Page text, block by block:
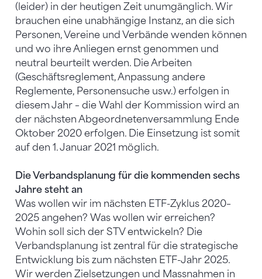
(leider) in der heutigen Zeit unumgänglich. Wir
brauchen eine unabhängige Instanz, an die sich
Personen, Vereine und Verbände wenden können
und wo ihre Anliegen ernst genommen und
neutral beurteilt werden. Die Arbeiten
(Geschäftsreglement, Anpassung andere
Reglemente, Personensuche usw.) erfolgen in
diesem Jahr – die Wahl der Kommission wird an
der nächsten Abgeordnetenversammlung Ende
Oktober 2020 erfolgen. Die Einsetzung ist somit
auf den 1. Januar 2021 möglich.
Die Verbandsplanung für die kommenden sechs
Jahre steht an
Was wollen wir im nächsten ETF-Zyklus 2020–
2025 angehen? Was wollen wir erreichen?
Wohin soll sich der STV entwickeln? Die
Verbandsplanung ist zentral für die strategische
Entwicklung bis zum nächsten ETF-Jahr 2025.
Wir werden Zielsetzungen und Massnahmen in